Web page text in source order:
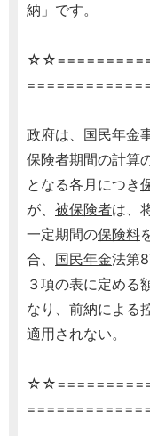
納」です。
政府は、 国民年金
保険者期間の計算
となる各月につき
が、 被保険者は、
一定期間の保険料
合、 国民年金法第
３項の表に定める
なり、前納による
適用されない。